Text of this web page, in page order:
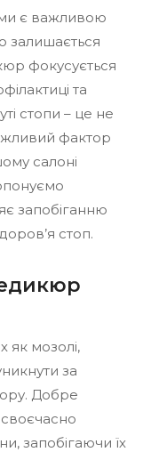
є важливою
залишається
фокусується
та
стопи – це не
фактор
салоні
запобіганню
стоп.
як мозолі,
за
Добре
запобігаючи їх